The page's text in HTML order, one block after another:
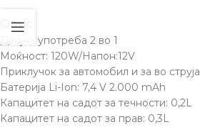
Опис
Двојна употреба 2 во 1
Моќност: 120W/Напон:12V
Приклучок за автомобил и за во струја
Батерија Li-Ion: 7,4 V 2.000 mAh
Капацитет на садот за течности: 0,2L
Капацитет на садот за прав: 0,3L